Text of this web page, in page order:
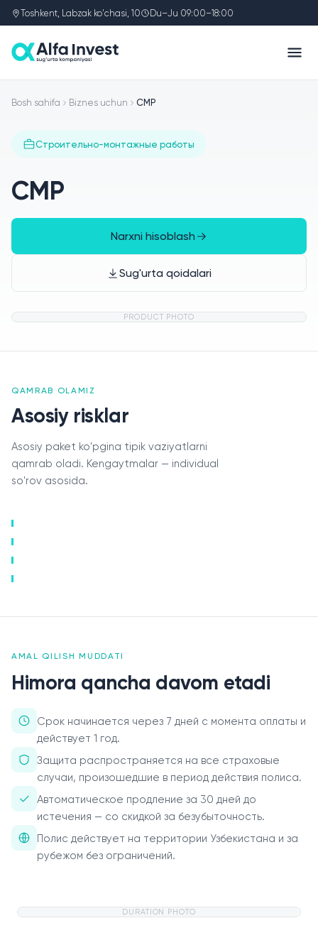
Toshkent, Labzak ko'chasi, 10 Du–Ju 09:00–18:00
О нас
Пресс-центр
Акционерам
Документы
Вакансии
Партнёры
FAQ
Bosh sahifa Biznes uchun СМР
Строительно-монтажные работы
СМР
Narxni hisoblash
Sug'urta qoidalari
PRODUCT PHOTO
QAMRAB OLAMIZ
Asosiy risklar
Asosiy paket ko'pgina tipik vaziyatlarni
qamrab oladi. Kengaytmalar — individual
so'rov asosida.
AMAL QILISH MUDDATI
Himora qancha davom etadi
Срок начинается через 7 дней с момента оплаты и
действует 1 год.
Защита распространяется на все страховые
случаи, произошедшие в период действия полиса.
Автоматическое продление за 30 дней до
истечения — со скидкой за безубыточность.
Полис действует на территории Узбекистана и за
рубежом без ограничений.
DURATION PHOTO